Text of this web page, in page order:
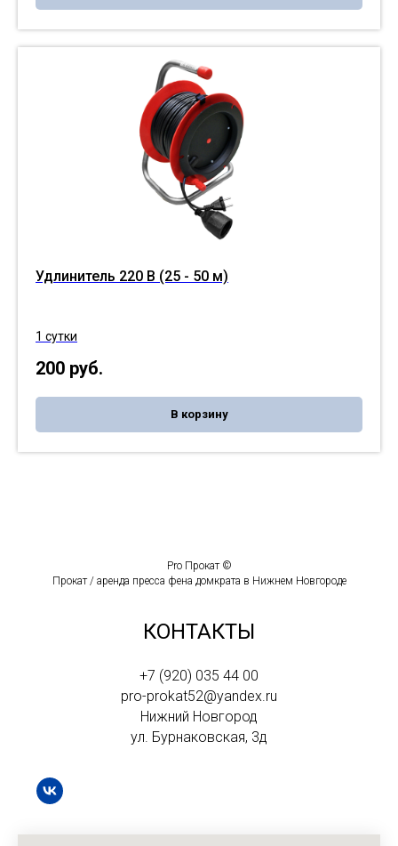
Удлинитель 220 В (25 - 50 м)
1 сутки
200 руб.
В корзину
Pro Прокат ©
Прокат / аренда пресса фена домкрата в Нижнем Новгороде
КОНТАКТЫ
+7 (920) 035 44 00
pro-prokat52@yandex.ru
Нижний Новгород
ул. Бурнаковская, 3д